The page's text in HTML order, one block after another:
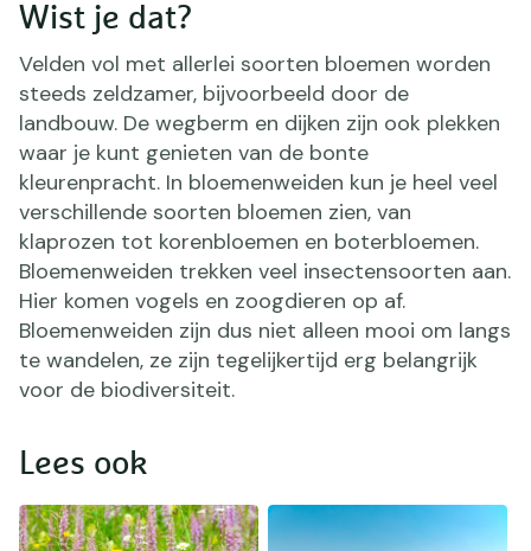
Wist je dat?
Velden vol met allerlei soorten bloemen worden
steeds zeldzamer, bijvoorbeeld door de
landbouw. De wegberm en dijken zijn ook plekken
waar je kunt genieten van de bonte
kleurenpracht. In bloemenweiden kun je heel veel
verschillende soorten bloemen zien, van
klaprozen tot korenbloemen en boterbloemen.
Bloemenweiden trekken veel insectensoorten aan.
Hier komen vogels en zoogdieren op af.
Bloemenweiden zijn dus niet alleen mooi om langs
te wandelen, ze zijn tegelijkertijd erg belangrijk
voor de biodiversiteit.
Lees ook